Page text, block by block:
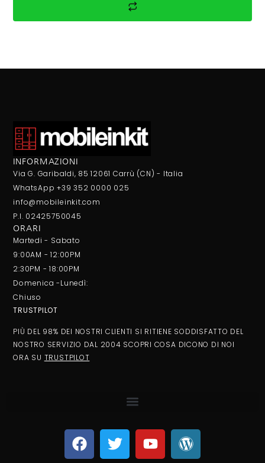
INFORMAZIONI
Via G. Garibaldi, 85 12061 Carrù (CN) - Italia
WhatsApp +39 352 0000 025
info@mobileinkit.com
P.I. 02425750045
ORARI
Martedi - Sabato
9:00AM - 12:00PM
2:30PM - 18:00PM
Domenica -Lunedì:
Chiuso
TRUSTPILOT
PIÙ DEL 98% DEI NOSTRI CLIENTI SI RITIENE SODDISFATTO DEL
NOSTRO SERVIZIO DAL 2004 SCOPRI COSA DICONO DI NOI
ORA SU TRUSTPILOT